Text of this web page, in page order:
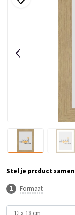
Stel je product samen
Formaat